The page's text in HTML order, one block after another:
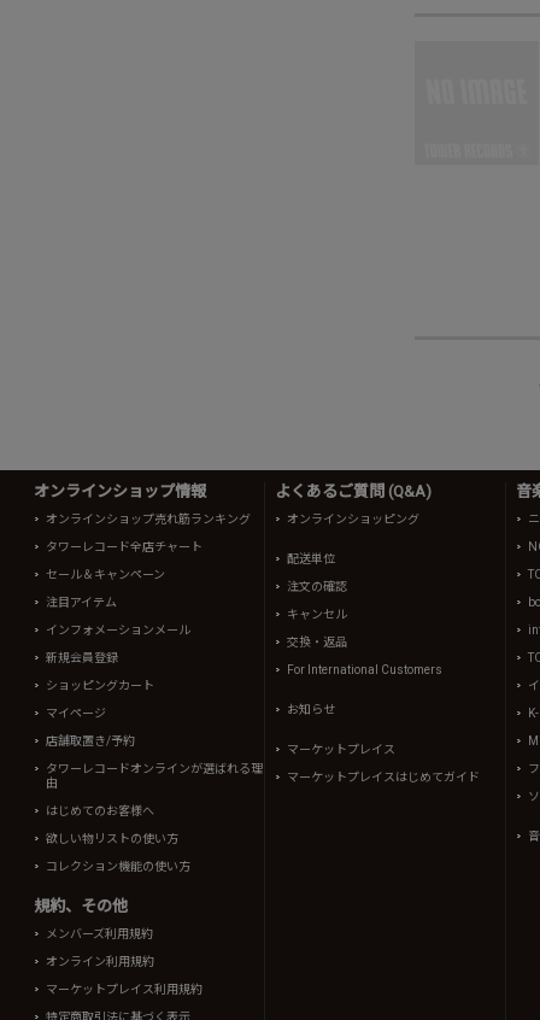
オンラインショップ情報
オンラインショップ売れ筋ランキング
タワーレコード全店チャート
セール＆キャンペーン
注目アイテム
インフォメーションメール
新規会員登録
ショッピングカート
マイページ
店舗取置き/予約
タワーレコードオンラインが選ばれる理
由
はじめてのお客様へ
欲しい物リストの使い方
コレクション機能の使い方
規約、その他
メンバーズ利用規約
オンライン利用規約
マーケットプレイス利用規約
特定商取引法に基づく表示
よくあるご質問 (Q&A)
オンラインショッピング
配送単位
注文の確認
キャンセル
交換・返品
For International Customers
お知らせ
マーケットプレイス
マーケットプレイスはじめてガイド
音